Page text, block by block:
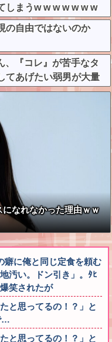
しまうw w w w w w w
の自由ではないのか
、『コレ』が苦手なタ
てあげたい弱男が大量
w w w w
なれなかった理由ｗｗ
癖に俺と同じ定食を頼む
汚い。ドン引き」。ﾀﾋ
笑されたが
と思ってるの！？」と
…
と思ってるの！？」と